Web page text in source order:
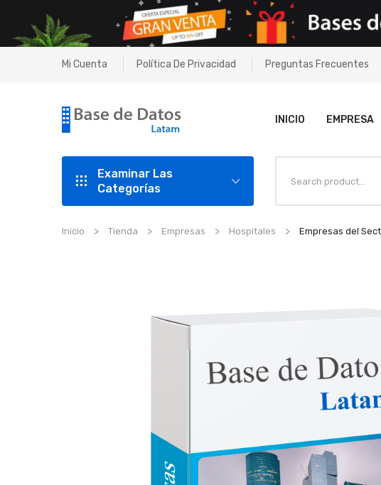
Mi Cuenta Política De Privacidad Preguntas Frecuentes
INICIO EMPRESA
Examinar Las
Categorías
Inicio Tienda Empresas Hospitales Empresas del